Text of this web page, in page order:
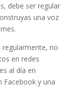
debe ser regular
una voz
regularmente, no
en redes
al día en
Facebook y una